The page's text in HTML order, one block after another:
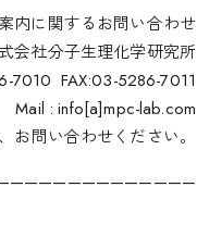
内に関するお問い合わせ
会社分子生理化学研究所
7010 FAX:03-5286-7011
Mail : info[a]mpc-lab.com
問い合わせください。